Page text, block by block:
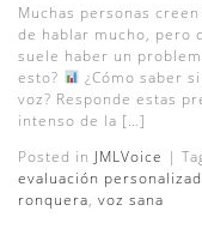
Muchas personas
de hablar mucho, pero
suele haber un
esto?
¿Cómo saber
voz? Responde estas
intenso de la […]
Posted in JMLVoice |
evaluación
ronquera, voz sana